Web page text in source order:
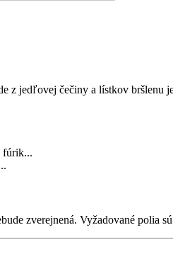
z jedľovej čečiny a lístkov bršlenu
fúrik...
zverejnená. Vyžadované polia